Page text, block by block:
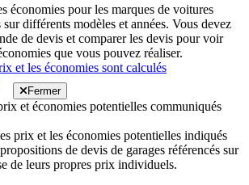
économies pour les marques de voitures
sur différents modèles et années. Vous devez
de devis et comparer les devis pour voir
que vous pouvez réaliser.
et les économies sont calculés
Fermer
et économies potentielles communiqués
prix et les économies potentielles indiqués
de devis de garages référencés sur
de leurs propres prix individuels.